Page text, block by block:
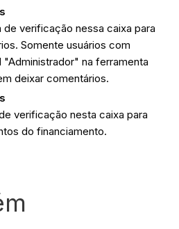
de verificação nessa caixa para
Somente usuários com
na ferramenta
deixar comentários.
verificação nesta caixa para
do financiamento.